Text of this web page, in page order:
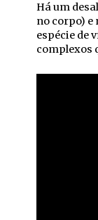
Há um
no corpo) e
espécie de
complexos